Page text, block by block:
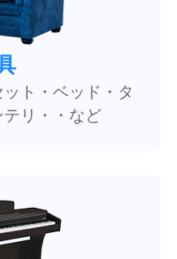
ト・ベッド・タ
リ・・など